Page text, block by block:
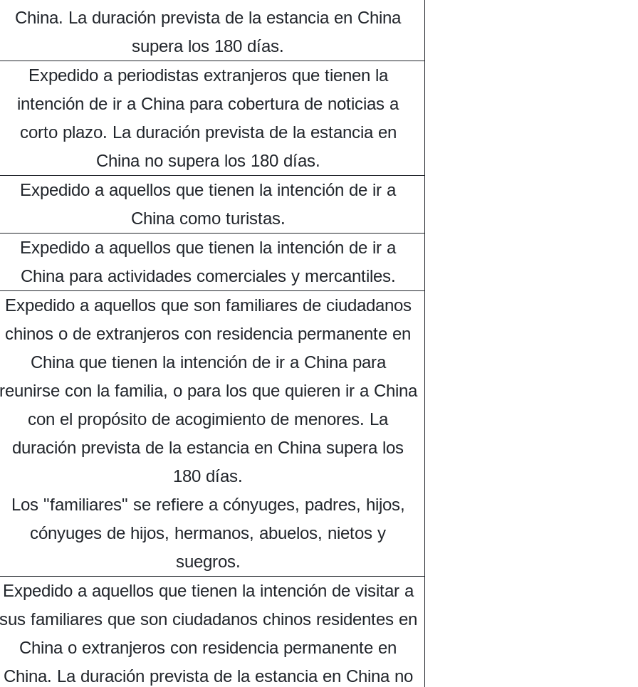
China. La duración prevista de la estancia en China
supera los 180 días.
Expedido a periodistas extranjeros que tienen la
intención de ir a China para cobertura de noticias a
corto plazo. La duración prevista de la estancia en
China no supera los 180 días.
Expedido a aquellos que tienen la intención de ir a
China como turistas.
Expedido a aquellos que tienen la intención de ir a
China para actividades comerciales y mercantiles.
Expedido a aquellos que son familiares de ciudadanos
chinos o de extranjeros con residencia permanente en
China que tienen la intención de ir a China para
con la familia, o para los que quieren ir a China
con el propósito de acogimiento de menores. La
duración prevista de la estancia en China supera los
180 días.
Los "familiares" se refiere a cónyuges, padres, hijos,
cónyuges de hijos, hermanos, abuelos, nietos y
suegros.
Expedido a aquellos que tienen la intención de visitar a
familiares que son ciudadanos chinos residentes en
China o extranjeros con residencia permanente en
China. La duración prevista de la estancia en China no